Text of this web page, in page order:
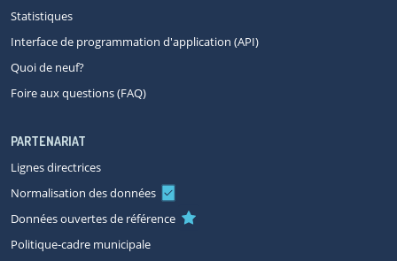
Statistiques
Interface de programmation d'application (API)
Quoi de neuf?
Foire aux questions (FAQ)
PARTENARIAT
Lignes directrices
Normalisation des données
Données ouvertes de référence
Politique-cadre municipale